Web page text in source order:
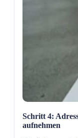
Schritt 4:
aufnehmen